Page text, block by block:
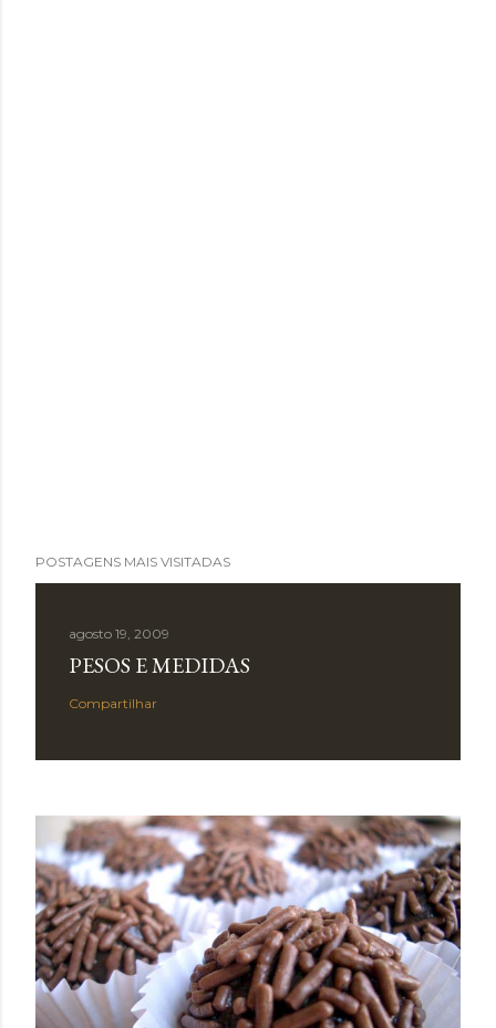
POSTAGENS MAIS VISITADAS
agosto 19, 2009
PESOS E MEDIDAS
Compartilhar